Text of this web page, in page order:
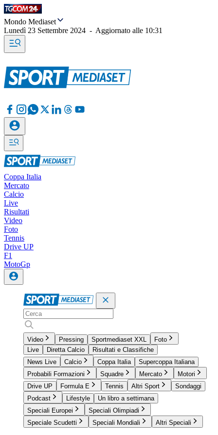
Mondo Mediaset
Lunedì 23 Settembre 2024 - Aggiornato alle 10:31
Coppa Italia
Mercato
Calcio
Live
Risultati
Video
Foto
Tennis
Drive UP
F1
MotoGp
Video Pressing Sportmediaset XXL
Foto
Live
Diretta Calcio
Risultati e Classifiche
News Live
Calcio Coppa Italia
Supercoppa Italiana
Probabili Formazioni
Squadre Mercato
Motori
Drive UP
Formula E Tennis Altri Sport
Sondaggi
Podcast
Lifestyle
Un libro a settimana
Speciali Europei
Speciali Olimpiadi
Speciale Scudetti
Speciali Mondiali Altri Speciali